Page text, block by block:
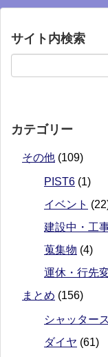
サイト内検索
カテゴリー
その他 (109)
PIST6 (1)
イベント
建設中・工
蒐集物 (4)
運休・行先
まとめ (156)
シャッター
ダイヤ (61)